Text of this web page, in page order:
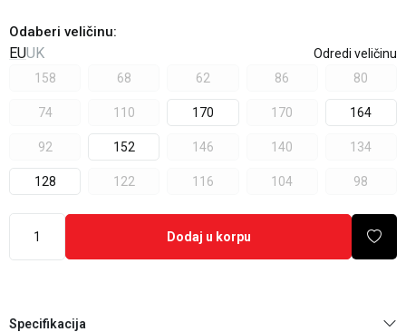
Odaberi veličinu:
EUUK
Odredi veličinu
158
68 62 86 80
74 110 170 170 164
92 152 146 140 134
128 122 116 104 98
Dodaj u korpu
Specifikacija